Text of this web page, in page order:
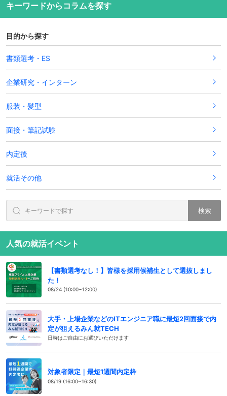
キーワードからコラムを探す
目的から探す
書類選考・ES
企業研究・インターン
服装・髪型
面接・筆記試験
内定後
就活その他
検索
人気の就活イベント
【書類選考なし！】皆様を採用候補生として選抜しまし
た！
08/24 (10:00~12:00)
大手・上場企業などのITエンジニア職に最短2回面接で内
定が狙えるみん就TECH
日時はご自由にお選びいただけます
対象者限定｜最短1週間内定枠
08/19 (16:00~16:30)